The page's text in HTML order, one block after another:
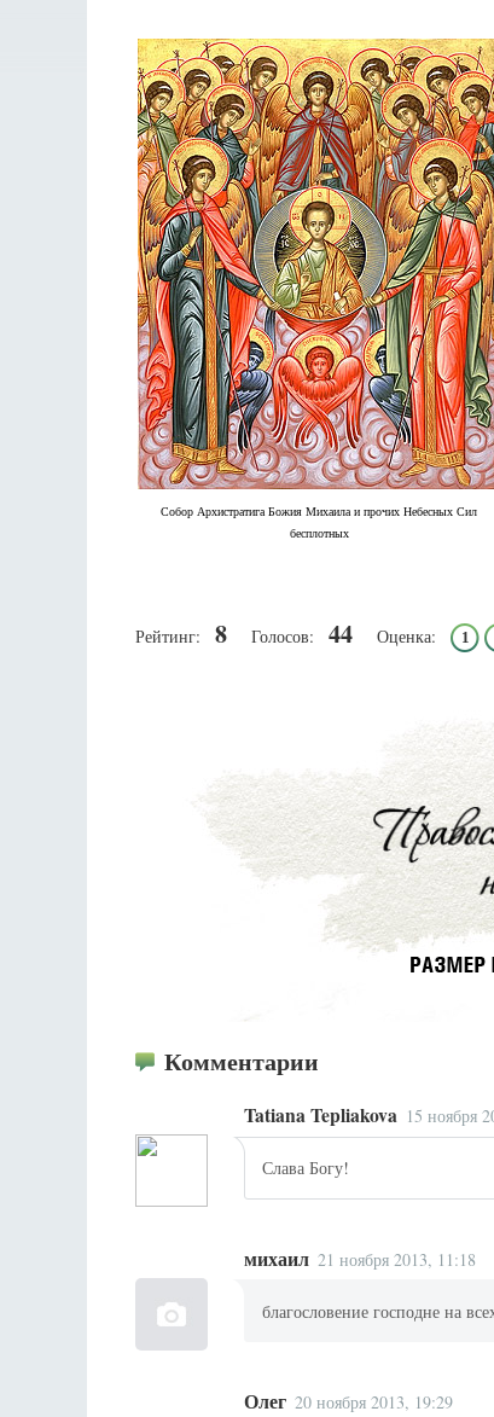
Собор Архистратига Божия Михаила и прочих Небесных Сил
бесплотных
Рейтинг: 8 Голосов: 44 Оценка: 1
Комментарии
Tatiana Tepliakova 15 ноября
Слава Богу!
михаил 21 ноября 2013, 11:18
благословение господне на
Олег 20 ноября 2013, 19:29
Разлуки не будет
Фредерика де Грааф